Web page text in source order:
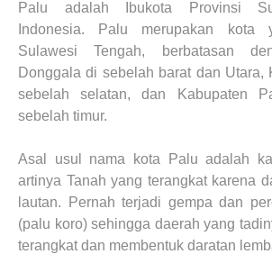
Palu adalah Ibukota Provinsi
Indonesia. Palu merupakan kota
Sulawesi Tengah, berbatasan
Donggala di sebelah barat dan Utara,
sebelah selatan, dan Kabupaten
sebelah timur.
Asal usul nama kota Palu adalah
artinya Tanah yang terangkat karena
lautan. Pernah terjadi gempa dan
(palu koro) sehingga daerah yang
terangkat dan membentuk daratan